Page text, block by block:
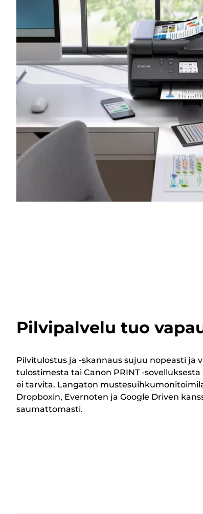
Pilvipalvelu tuo
Pilvitulostus ja -skannaus sujuu nopeasti ja
tulostimesta tai Canon PRINT -
ei tarvita. Langaton
Dropboxin, Evernoten ja Google Driven
saumattomasti.